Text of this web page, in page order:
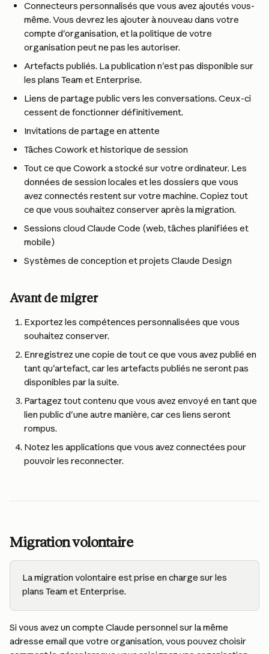
Connecteurs personnalisés que vous avez ajoutés vous-
même. Vous devrez les ajouter à nouveau dans votre
compte d'organisation, et la politique de votre
organisation peut ne pas les autoriser.
Artefacts publiés. La publication n'est pas disponible sur
les plans Team et Enterprise.
Liens de partage public vers les conversations. Ceux-ci
cessent de fonctionner définitivement.
Invitations de partage en attente
Tâches Cowork et historique de session
Tout ce que Cowork a stocké sur votre ordinateur. Les
données de session locales et les dossiers que vous
avez connectés restent sur votre machine. Copiez tout
ce que vous souhaitez conserver après la migration.
Sessions cloud Claude Code (web, tâches planifiées et
mobile)
Systèmes de conception et projets Claude Design
Avant de migrer
Exportez les compétences personnalisées que vous
souhaitez conserver.
Enregistrez une copie de tout ce que vous avez publié en
tant qu'artefact, car les artefacts publiés ne seront pas
disponibles par la suite.
Partagez tout contenu que vous avez envoyé en tant que
lien public d'une autre manière, car ces liens seront
rompus.
Notez les applications que vous avez connectées pour
pouvoir les reconnecter.
Migration volontaire
La migration volontaire est prise en charge sur les
plans Team et Enterprise.
Si vous avez un compte Claude personnel sur la même
adresse email que votre organisation, vous pouvez choisir